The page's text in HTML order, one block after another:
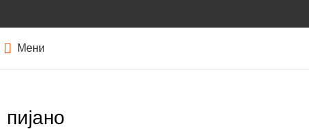
Мени
пијано